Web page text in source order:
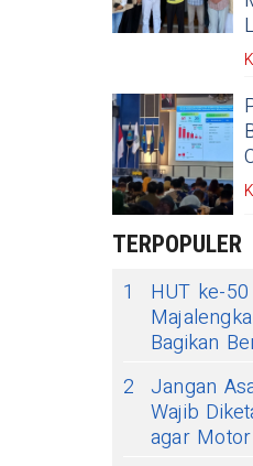
TERPOPULER
1
HUT ke-
Bagikan
2 Jangan
Wajib
agar